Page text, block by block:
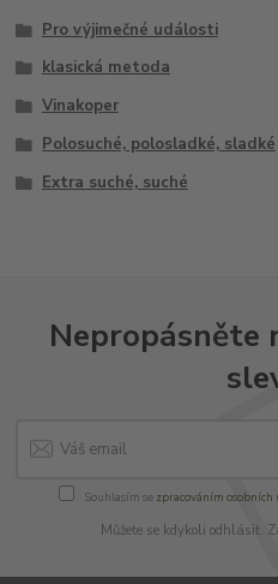
Pro výjimečné události
klasická metoda
Vinakoper
Polosuché, polosladké, sladké
Extra suché, suché
Nepropásněte
Souhlasím se zpracováním osobních
Můžete se kdykoli odhlásit.